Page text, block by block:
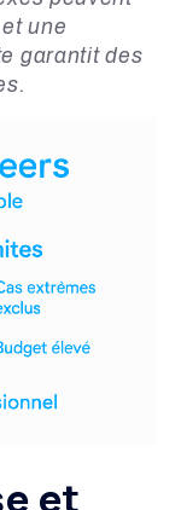
une
garantit des
et